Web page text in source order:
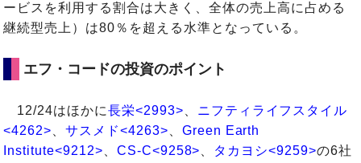
ービスを利用する割合は大きく、全体の売上高に占める
継続型売上）は80％を超える水準となっている。
エフ・コードの投資のポイント
12/24はほかに長栄<2993>
ニフティライフスタイル
<4262> 、サスメド<4263>
Green Earth
Institute<9212>
CS-C<9258> タカヨシ<9259>の6社